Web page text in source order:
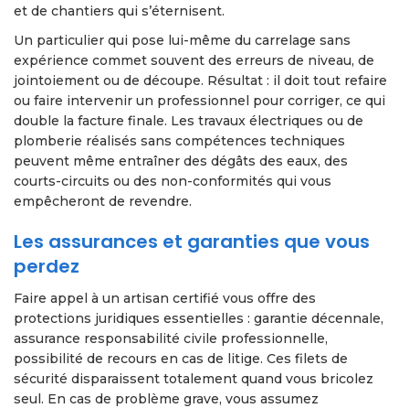
et de chantiers qui s’éternisent.
Un particulier qui pose lui-même du carrelage sans
expérience commet souvent des erreurs de niveau, de
jointoiement ou de découpe. Résultat : il doit tout refaire
ou faire intervenir un professionnel pour corriger, ce qui
double la facture finale. Les travaux électriques ou de
plomberie réalisés sans compétences techniques
peuvent même entraîner des dégâts des eaux, des
courts-circuits ou des non-conformités qui vous
empêcheront de revendre.
Les assurances et garanties que vous
perdez
Faire appel à un artisan certifié vous offre des
protections juridiques essentielles : garantie décennale,
assurance responsabilité civile professionnelle,
possibilité de recours en cas de litige. Ces filets de
sécurité disparaissent totalement quand vous bricolez
seul. En cas de problème grave, vous assumez